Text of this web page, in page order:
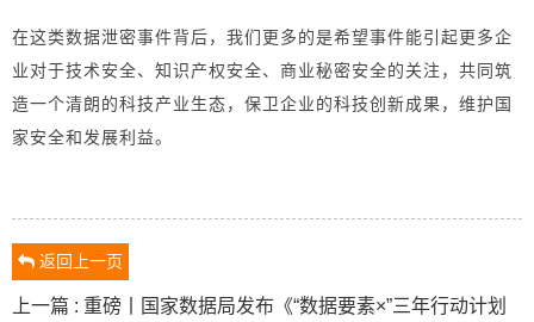
在这类数据泄密事件背后，我们更多的是希望事件能引起更多企
业对于技术安全、知识产权安全、商业秘密安全的关注，共同筑
造一个清朗的科技产业生态，保卫企业的科技创新成果，维护国
家安全和发展利益。
返回上一页
上一篇 : 重磅丨国家数据局发布《“数据要素×”三年行动计划